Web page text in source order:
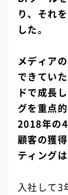
り、それ
した。
メディア
できてい
ドで成長
グを重点
2018年の
顧客の獲
ティング
入社して3